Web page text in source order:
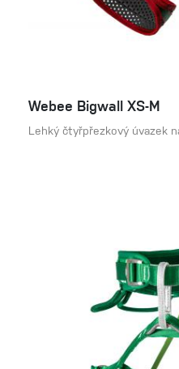
Webee Bigwall XS-M
Lehký čtyřpřezkový úvazek